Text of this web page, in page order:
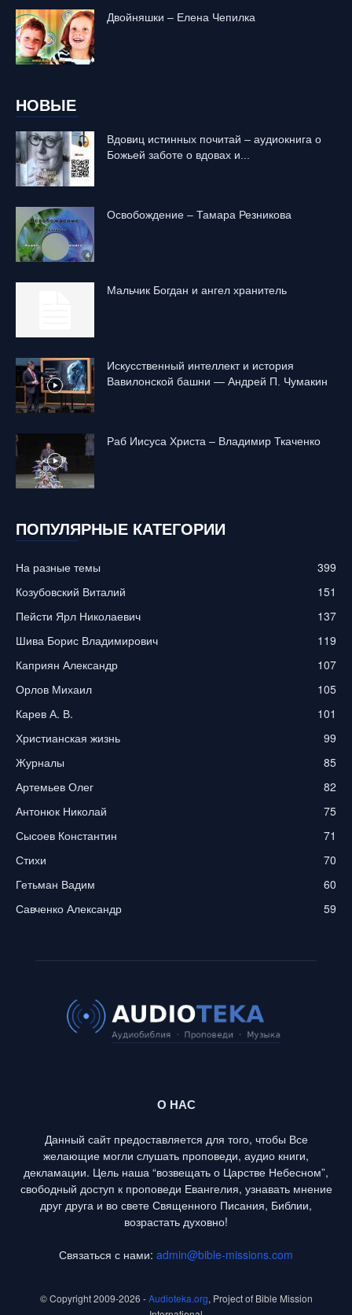
Двойняшки – Елена Чепилка
НОВЫЕ
Вдовиц истинных почитай – аудиокнига о
Божьей заботе о вдовах и...
Освобождение – Тамара Резникова
Mальчик Богдан и ангел хранитель
Искусственный интеллект и история
Вавилонской башни — Андрей П. Чумакин
Раб Иисуса Христа – Владимир Ткаченко
ПОПУЛЯРНЫЕ КАТЕГОРИИ
На разные темы
399
Козубовский Виталий
151
Пейсти Ярл Николаевич
137
Шива Борис Владимирович
119
Каприян Александр
107
Орлов Михаил
105
Карев А. В.
101
Христианская жизнь
99
Журналы
85
Артемьев Олег
82
Антонюк Николай
75
Сысоев Константин
71
Стихи
70
Гетьман Вадим
60
Савченко Александр
59
О НАС
Данный сайт предоставляется для того, чтобы Все
желающие могли слушать проповеди, аудио книги,
декламации. Цель наша “возвещать о Царстве Небесном”,
свободный доступ к проповеди Евангелия, узнавать мнение
друг друга и во свете Священного Писания, Библии,
возрастать духовно!
Связаться с нами: admin@bible-missions.com
© Copyright 2009-2026 -Audioteka.org, Project of Bible Mission